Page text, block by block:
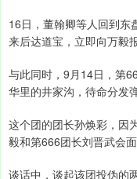
16日，董翰卿等人回到东
来后达道宝，立即向万毅
与此同时，9月14日，第
华里的井家沟，待命分发
这个团的团长孙焕彩，因
毅和第666团长刘晋武会面
谈话中，谈起该团投伪的